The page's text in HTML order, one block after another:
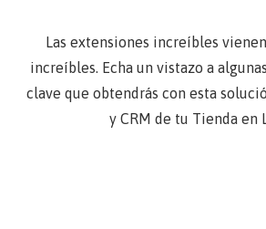
Las extensiones increíbles
increíbles. Echa un vistazo a
clave que obtendrás con esta
y CRM de tu Tienda en